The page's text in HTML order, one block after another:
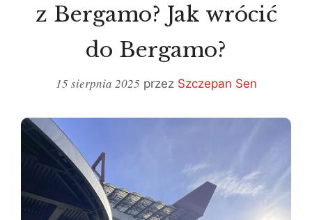
z Bergamo? Jak wrócić
do Bergamo?
15 sierpnia 2025 przez Szczepan Sen